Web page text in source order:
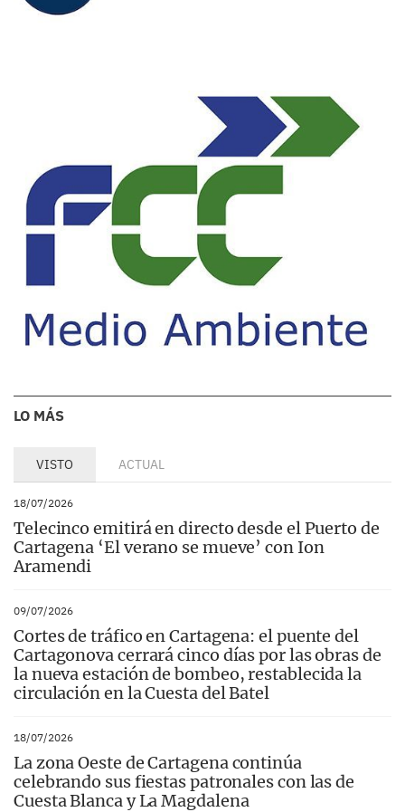
LO MÁS
VISTO ACTUAL
18/07/2026
Telecinco emitirá en directo desde el Puerto de
Cartagena ‘El verano se mueve’ con Ion
Aramendi
09/07/2026
Cortes de tráfico en Cartagena: el puente del
Cartagonova cerrará cinco días por las obras de
la nueva estación de bombeo, restablecida la
circulación en la Cuesta del Batel
18/07/2026
La zona Oeste de Cartagena continúa
celebrando sus fiestas patronales con las de
Cuesta Blanca y La Magdalena